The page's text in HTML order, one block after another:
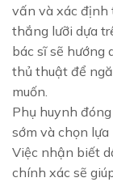
vấn và xác định
thắng lưỡi dựa
bác sĩ sẽ hướng
thủ thuật để
muốn.
Phụ huynh
sớm và chọn
Việc nhận biết
chính xác sẽ